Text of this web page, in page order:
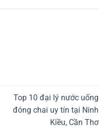
Top 10 đại lý nước uống
đóng chai uy tín tại Ninh
Kiều, Cần Thơ